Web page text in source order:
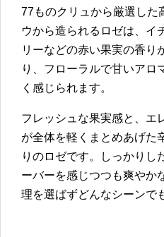
77ものクリュから厳選した
ウから造られるロゼは、イ
リーなどの赤い果実の香り
り、フローラルで甘いアロ
く感じられます。
フレッシュな果実感と、エ
が全体を軽くまとめあげた
りのロゼです。しっかりし
ーバーを感じつつも爽やか
理を選ばずどんなシーンで